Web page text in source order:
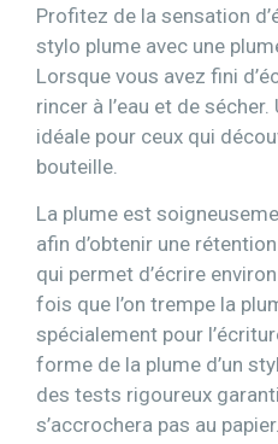
Profitez de la sensation
stylo plume avec une
Lorsque vous avez fini
rincer à l’eau et de
idéale pour ceux qui
bouteille.
La plume est
afin d’obtenir une
qui permet d’écrire
fois que l’on trempe la
spécialement pour
forme de la plume d’un
des tests rigoureux
s’accrochera pas au papier.